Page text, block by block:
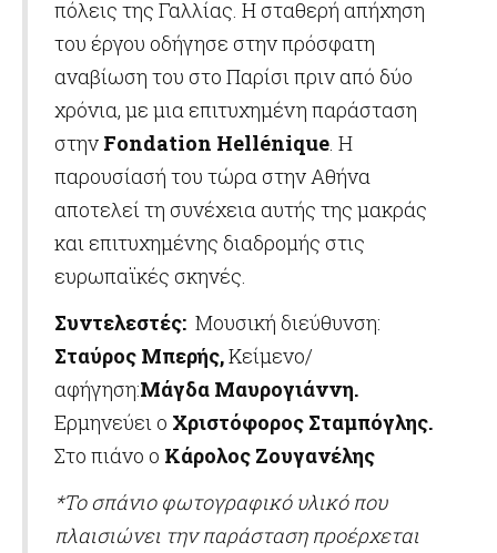
πόλεις της Γαλλίας. Η σταθερή απήχηση
του έργου οδήγησε στην πρόσφατη
αναβίωση του στο Παρίσι πριν από δύο
χρόνια, με μια επιτυχημένη παράσταση
στην Fondation Hellénique . Η
παρουσίασή του τώρα στην Αθήνα
αποτελεί τη συνέχεια αυτής της μακράς
και επιτυχημένης διαδρομής στις
ευρωπαϊκές σκηνές.
Συντελεστές: Μουσική διεύθυνση:
Σταύρος Μπερής,Κείμενο/
αφήγηση:Μάγδα Μαυρογιάννη.
Ερμηνεύει ο Χριστόφορος Σταμπόγλης.
Στο πιάνο ο Κάρολος Ζουγανέλης
*Το σπάνιο φωτογραφικό υλικό που
πλαισιώνει την παράσταση προέρχεται